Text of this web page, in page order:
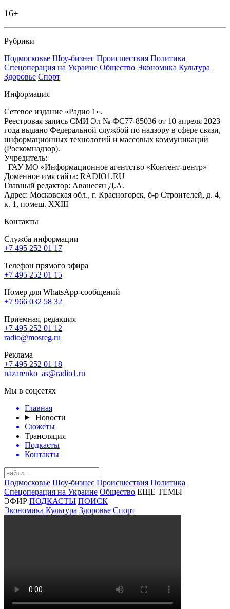
16+
Рубрики
Подмосковье Шоу-бизнес Происшествия Политика
Спецоперация на Украине Общество Экономика Культура
Здоровье Спорт
Информация
Сетевое издание «Радио 1».
Реестровая запись СМИ Эл № ФС77-85036 от 10 апреля 2023
года выдано Федеральной службой по надзору в сфере связи,
информационных технологий и массовых коммуникаций
(Роскомнадзор).
Учредитель:
ГАУ МО «Информационное агентство «Контент-центр»
Доменное имя сайта: RADIO1.RU
Главный редактор: Аванесян Д.А.
Адрес: Московская обл., г. Красногорск, б-р Строителей, д. 4,
к. 1, помещ. XXIII
Контакты
Служба информации
+7 495 252 01 17
Телефон прямого эфира
+7 495 252 01 15
Номер для WhatsApp-сообщений
+7 966 032 58 32
Приемная, редакция
+7 495 252 01 12
radio@mosreg.ru
Реклама
+7 495 252 01 18
nazarenko_as@radio1.ru
Мы в соцсетях
Главная
Новости
Сюжеты
Трансляция
Подкасты
Контакты
Подмосковье Шоу-бизнес Происшествия Политика
Спецоперация на Украине Общество ЕЩЕ ТЕМЫ
ЭФИР ПОДКАСТЫ ПОИСК
Экономика Культура Здоровье Спорт